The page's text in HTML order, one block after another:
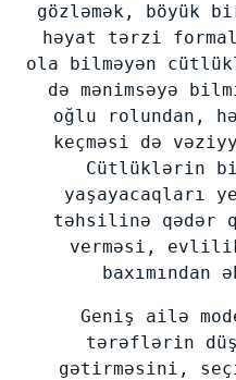
gözləmək, böyük
həyat tərzi
ola bilməyən
də mənimsəyə
oğlu rolundan,
keçməsi də
Cütlüklərin
yaşayacaqları
təhsilinə qədər
verməsi,
Geniş ailə
tərəflərin
gətirməsini,